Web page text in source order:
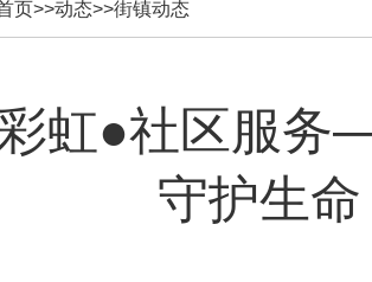
页>>动态>>街镇动态
虹●社区服务
守护生